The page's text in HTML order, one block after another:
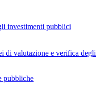
investimenti pubblici
di valutazione e verifica degli
pubbliche